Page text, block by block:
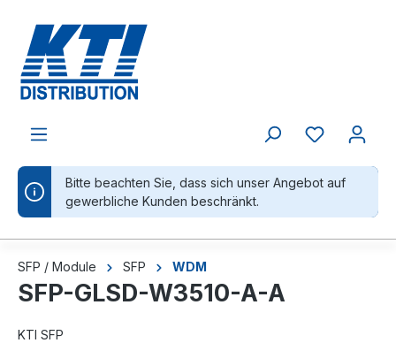
Bitte beachten Sie, dass sich unser Angebot auf
gewerbliche Kunden beschränkt.
SFP / Module SFP WDM
SFP-GLSD-W3510-A-A
KTI SFP